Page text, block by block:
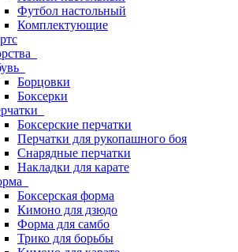
Футбол настольный
Комплектующие
Борцовки
Боксерки
Боксерские перчатки
Перчатки для рукопашного боя
Снарядные перчатки
Накладки для карате
Боксерская форма
Кимоно для дзюдо
Форма для самбо
Трико для борьбы